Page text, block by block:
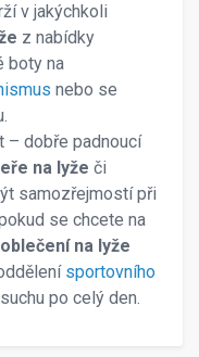
v jakýchkoli
z nabídky
boty na
nebo se
– dobře padnoucí
na lyže či
samozřejmostí při
se chcete na
oblečení na lyže
sportovního
po celý den.